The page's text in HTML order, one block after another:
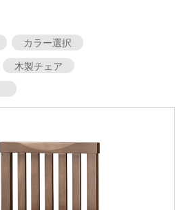
カラー選択
木製チェア